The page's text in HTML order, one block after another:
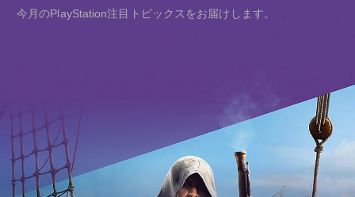
今月のPlayStation注目トピックスをお届けします。